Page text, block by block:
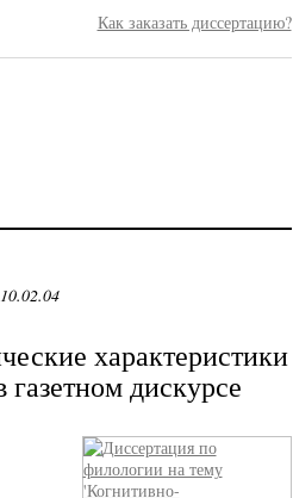
Как заказать диссертацию?
характеристики
газетном дискурсе